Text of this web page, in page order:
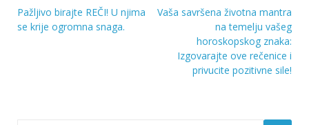
Navigacija
Pažljivo birajte REČI! U njima
se krije ogromna snaga.
Vaša savršena životna mantra
na temelju vašeg
horoskopskog znaka:
Izgovarajte ove rečenice i
privucite pozitivne sile!